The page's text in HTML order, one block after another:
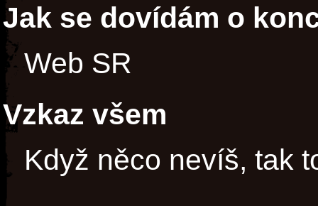
Jak se dovídám o
Web SR
Vzkaz všem
Když něco nevíš, tak